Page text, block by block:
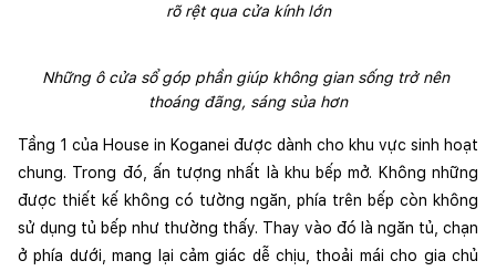
rõ rệt qua cửa kính lớn
Những ô cửa sổ góp phần giúp không gian sống trở nên
thoáng đãng, sáng sủa hơn
Tầng 1 của House in Koganei được dành cho khu vực sinh hoạt
chung. Trong đó, ấn tượng nhất là khu bếp mở. Không những
được thiết kế không có tường ngăn, phía trên bếp còn không
sử dụng tủ bếp như thường thấy. Thay vào đó là ngăn tủ, chạn
ở phía dưới, mang lại cảm giác dễ chịu, thoải mái cho gia chủ